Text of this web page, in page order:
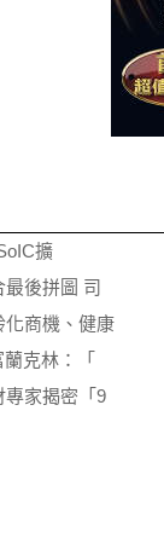
擴
後拼圖 司
化商機、健康
克林：「
專家揭密「9